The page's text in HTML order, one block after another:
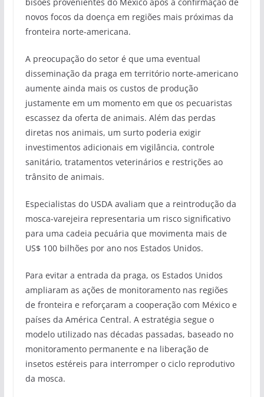
novos focos da doença em regiões mais próximas da
fronteira norte-americana.
A preocupação do setor é que uma eventual
disseminação da praga em território norte-americano
aumente ainda mais os custos de produção
justamente em um momento em que os pecuaristas
escassez da oferta de animais. Além das perdas
diretas nos animais, um surto poderia exigir
investimentos adicionais em vigilância, controle
sanitário, tratamentos veterinários e restrições ao
trânsito de animais.
Especialistas do USDA avaliam que a reintrodução da
mosca-varejeira representaria um risco significativo
para uma cadeia pecuária que movimenta mais de
US$ 100 bilhões por ano nos Estados Unidos.
Para evitar a entrada da praga, os Estados Unidos
ampliaram as ações de monitoramento nas regiões
de fronteira e reforçaram a cooperação com México e
países da América Central. A estratégia segue o
modelo utilizado nas décadas passadas, baseado no
monitoramento permanente e na liberação de
insetos estéreis para interromper o ciclo reprodutivo
da mosca.